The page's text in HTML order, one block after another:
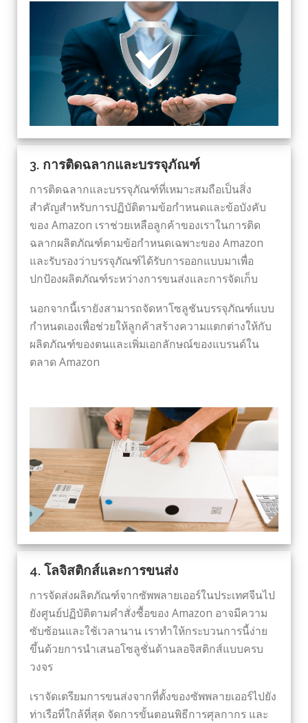
3. การติดฉลากและบรรจุภัณฑ์
การติดฉลากและบรรจุภัณฑ์ที่เหมาะสมถือเป็นสิ่ง
สำคัญสำหรับการปฏิบัติตามข้อกำหนดและข้อบังคับ
ของ Amazon เราช่วยเหลือลูกค้าของเราในการติด
ฉลากผลิตภัณฑ์ตามข้อกำหนดเฉพาะของ Amazon
และรับรองว่าบรรจุภัณฑ์ได้รับการออกแบบมาเพื่อ
ปกป้องผลิตภัณฑ์ระหว่างการขนส่งและการจัดเก็บ
นอกจากนี้เรายังสามารถจัดหาโซลูชันบรรจุภัณฑ์แบบ
กำหนดเองเพื่อช่วยให้ลูกค้าสร้างความแตกต่างให้กับ
ผลิตภัณฑ์ของตนและเพิ่มเอกลักษณ์ของแบรนด์ใน
ตลาด Amazon
4. โลจิสติกส์และการขนส่ง
การจัดส่งผลิตภัณฑ์จากซัพพลายเออร์ในประเทศจีนไป
ยังศูนย์ปฏิบัติตามคำสั่งซื้อของ Amazon อาจมีความ
ซับซ้อนและใช้เวลานาน เราทำให้กระบวนการนี้ง่าย
ขึ้นด้วยการนำเสนอโซลูชั่นด้านลอจิสติกส์แบบครบ
วงจร
เราจัดเตรียมการขนส่งจากที่ตั้งของซัพพลายเออร์ไปยัง
ท่าเรือที่ใกล้ที่สุด จัดการขั้นตอนพิธีการศุลกากร และ